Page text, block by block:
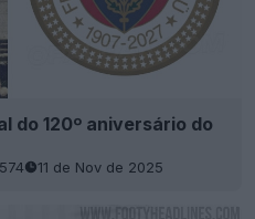
do 120º aniversário do
574 11 de Nov de 2025